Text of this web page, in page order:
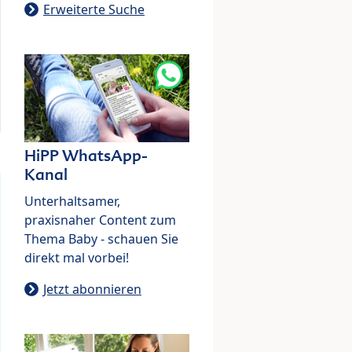
Erweiterte Suche
HiPP WhatsApp-
Kanal
Unterhaltsamer,
praxisnaher Content zum
Thema Baby - schauen Sie
direkt mal vorbei!
Jetzt abonnieren